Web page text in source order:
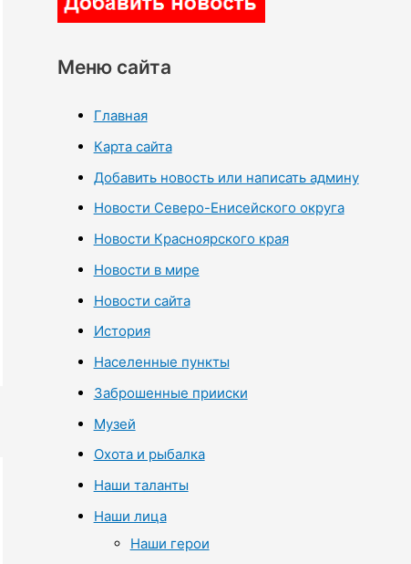
Меню сайта
Главная
Карта сайта
Добавить новость или написать админу
Новости Северо-Енисейского округа
Новости Красноярского края
Новости в мире
Новости сайта
История
Населенные пункты
Заброшенные прииски
Музей
Охота и рыбалка
Наши таланты
Наши лица
Наши герои